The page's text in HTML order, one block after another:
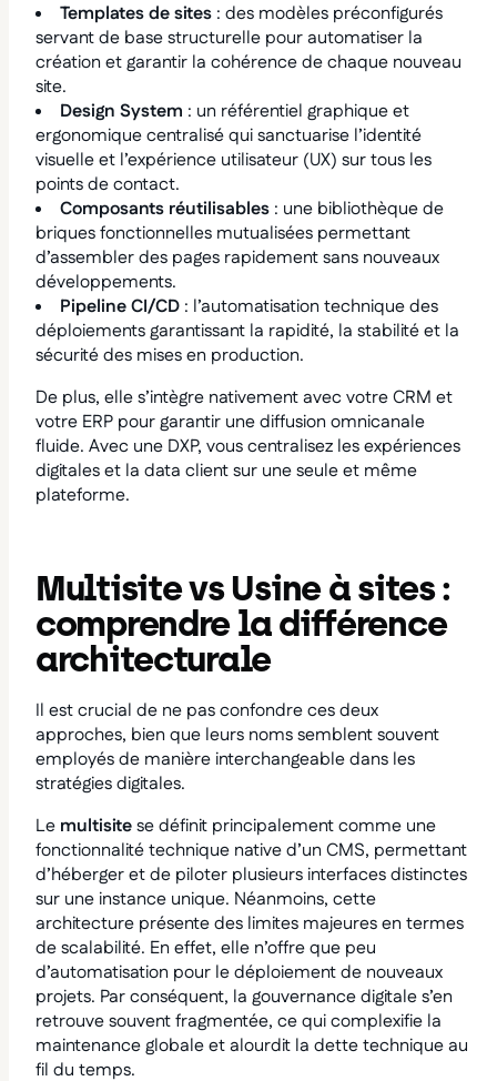
Templates de sites : des modèles préconfigurés
servant de base structurelle pour automatiser la
création et garantir la cohérence de chaque nouveau
site.
Design System : un référentiel graphique et
ergonomique centralisé qui sanctuarise l’identité
visuelle et l’expérience utilisateur (UX) sur tous les
points de contact.
Composants réutilisables : une bibliothèque de
briques fonctionnelles mutualisées permettant
d’assembler des pages rapidement sans nouveaux
développements.
Pipeline CI/CD : l’automatisation technique des
déploiements garantissant la rapidité, la stabilité et la
sécurité des mises en production.
De plus, elle s’intègre nativement avec votre CRM et
votre ERP pour garantir une diffusion omnicanale
fluide. Avec une DXP, vous centralisez les expériences
digitales et la data client sur une seule et même
plateforme.
Multisite vs Usine à sites :
comprendre la différence
architecturale
Il est crucial de ne pas confondre ces deux
approches, bien que leurs noms semblent souvent
employés de manière interchangeable dans les
stratégies digitales.
Le multisitese définit principalement comme une
fonctionnalité technique native d’un CMS, permettant
d’héberger et de piloter plusieurs interfaces distinctes
sur une instance unique. Néanmoins, cette
architecture présente des limites majeures en termes
de scalabilité. En effet, elle n’offre que peu
d’automatisation pour le déploiement de nouveaux
projets. Par conséquent, la gouvernance digitale s’en
retrouve souvent fragmentée, ce qui complexifie la
maintenance globale et alourdit la dette technique au
fil du temps.